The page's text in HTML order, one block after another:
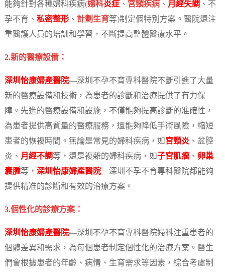
能夠針對各種婦科疾病(婦科炎症、 宮頸疾病、 月經失調 、不
孕不育、 私密整形、 計劃生育等)制定個特別方案。醫院還注
重醫護人員的培訓和學習，不斷提高整體醫療水平。
2.新的醫療設備：
深圳怡康婦產醫院—深圳不孕不育專科醫院不斷引進了大量
新的醫療設備和技術，為患者的診斷和治療提供了有力保
障。先進的醫療設備和設施，不僅能夠提高診斷的准確性，
為患者提供高質量的醫療服務，還能夠降低手術風險，縮短
患者的恢複時間。無論是常見的婦科疾病，如宮頸炎、盆腔
炎、 月經不調等，還是複雜的婦科疾病，如子宮肌瘤、 卵巢
囊腫等， 深圳怡康婦產醫院—深圳不孕不育專科醫院都能夠
提供精准的診斷和有效的治療方案。
3.個性化的診療方案：
深圳怡康婦產醫院—深圳不孕不育專科醫院婦科注重患者的
個體差異和需求，為每個患者制定個性化的治療方案。醫生
們會根據患者的年齡、病情、生育需求等因素，綜合考慮制